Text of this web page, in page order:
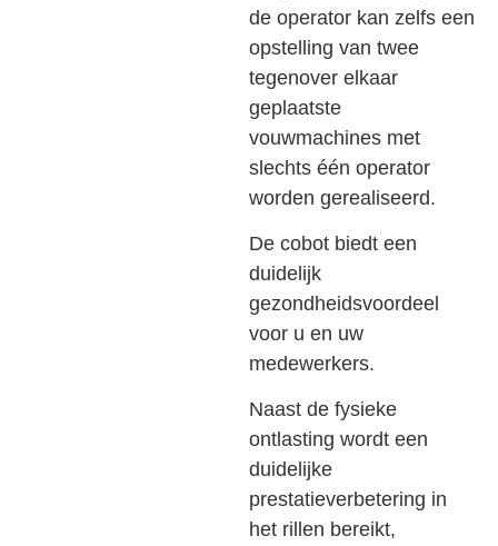
de operator kan zelfs een
opstelling van twee
tegenover elkaar
geplaatste
vouwmachines met
slechts één operator
worden gerealiseerd.
De cobot biedt een
duidelijk
gezondheidsvoordeel
voor u en uw
medewerkers.
Naast de fysieke
ontlasting wordt een
duidelijke
prestatieverbetering in
het rillen bereikt,